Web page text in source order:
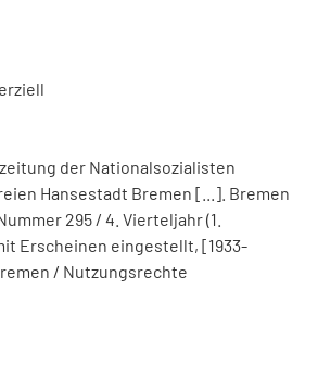
der Nationalsozialisten
Hansestadt Bremen [...]. Bremen
295 / 4. Vierteljahr (1.
Erscheinen eingestellt, [1933-
/ Nutzungsrechte